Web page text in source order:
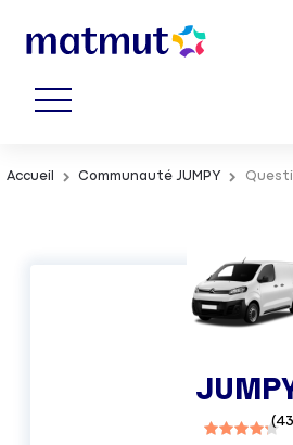
Accueil Communauté JUMPY
(